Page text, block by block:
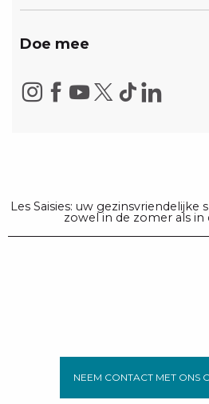
Doe mee
Les Saisies: uw gezinsvriendelijke
zowel in de zomer als in
NEEM CONTACT MET ONS